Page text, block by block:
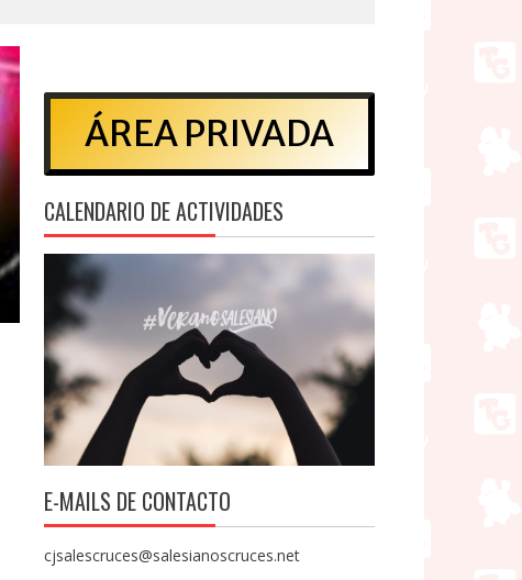
ÁREA PRIVADA
CALENDARIO DE ACTIVIDADES
E-MAILS DE CONTACTO
cjsalescruces@salesianoscruces.net